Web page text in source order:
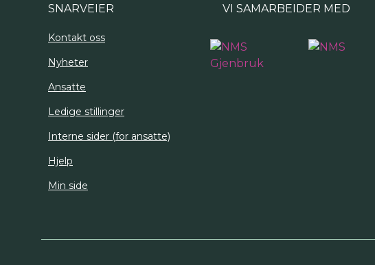
SNARVEIER
Kontakt oss
Nyheter
Ansatte
Ledige stillinger
Interne sider (for ansatte)
Hjelp
Min side
VI SAMARBEIDER MED